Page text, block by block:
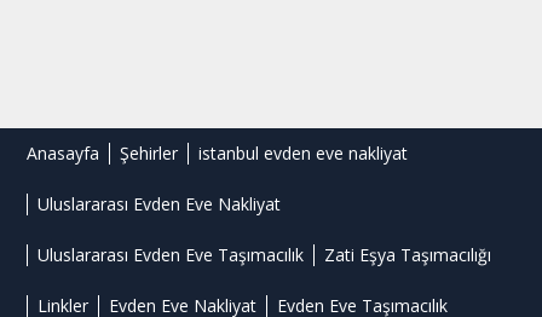
Anasayfa Şehirler istanbul evden eve nakliyat
Uluslararası Evden Eve Nakliyat
Uluslararası Evden Eve Taşımacılık Zati Eşya Taşımacılığı
Linkler Evden Eve Nakliyat Evden Eve Taşımacılık